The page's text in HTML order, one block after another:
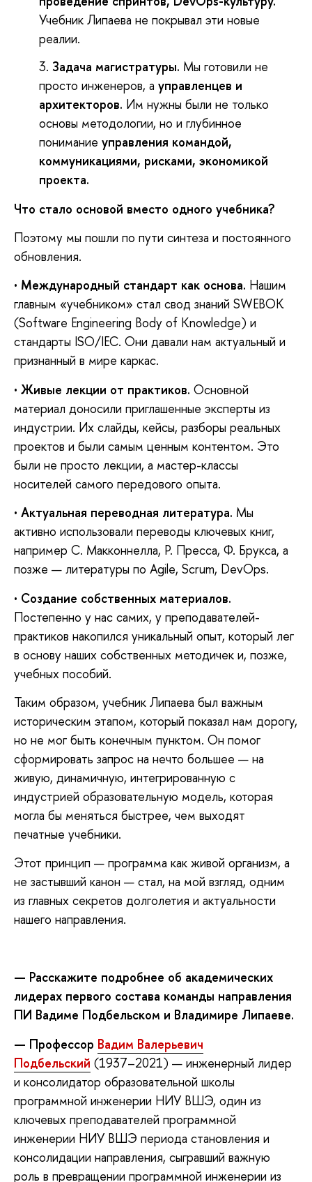
Учебник Липаева не покрывал эти новые
реалии.
Задача магистратуры. Мы готовили не
просто инженеров, а управленцев и
архитекторов. Им нужны были не только
основы методологии, но и глубинное
понимание управления командой,
коммуникациями, рисками, экономикой
проекта.
Что стало основой вместо одного учебника?
Поэтому мы пошли по пути синтеза и постоянного
обновления.
• Международный стандарт как основа. Нашим
главным «учебником» стал свод знаний SWEBOK
(Software Engineering Body of Knowledge) и
стандарты ISO/IEC. Они давали нам актуальный и
признанный в мире каркас.
• Живые лекции от практиков. Основной
материал доносили приглашенные эксперты из
индустрии. Их слайды, кейсы, разборы реальных
проектов и были самым ценным контентом. Это
были не просто лекции, а мастер-классы
носителей самого передового опыта.
• Актуальная переводная литература. Мы
активно использовали переводы ключевых книг,
например С. Макконнелла, Р. Пресса, Ф. Брукса, а
позже — литературы по Agile, Scrum, DevOps.
• Создание собственных материалов.
Постепенно у нас самих, у преподавателей-
практиков накопился уникальный опыт, который лег
в основу наших собственных методичек и, позже,
учебных пособий.
Таким образом, учебник Липаева был важным
историческим этапом, который показал нам дорогу,
но не мог быть конечным пунктом. Он помог
сформировать запрос на нечто большее — на
живую, динамичную, интегрированную с
индустрией образовательную модель, которая
могла бы меняться быстрее, чем выходят
печатные учебники.
Этот принцип — программа как живой организм, а
не застывший канон — стал, на мой взгляд, одним
из главных секретов долголетия и актуальности
нашего направления.
— Расскажите подробнее об академических
лидерах первого состава команды направления
ПИ Вадиме Подбельском и Владимире Липаеве.
— Профессор Вадим Валерьевич
Подбельский (1937–2021) — инженерный лидер
и консолидатор образовательной школы
программной инженерии НИУ ВШЭ, один из
ключевых преподавателей программной
инженерии НИУ ВШЭ периода становления и
консолидации направления, сыгравший важную
роль в превращении программной инженерии из